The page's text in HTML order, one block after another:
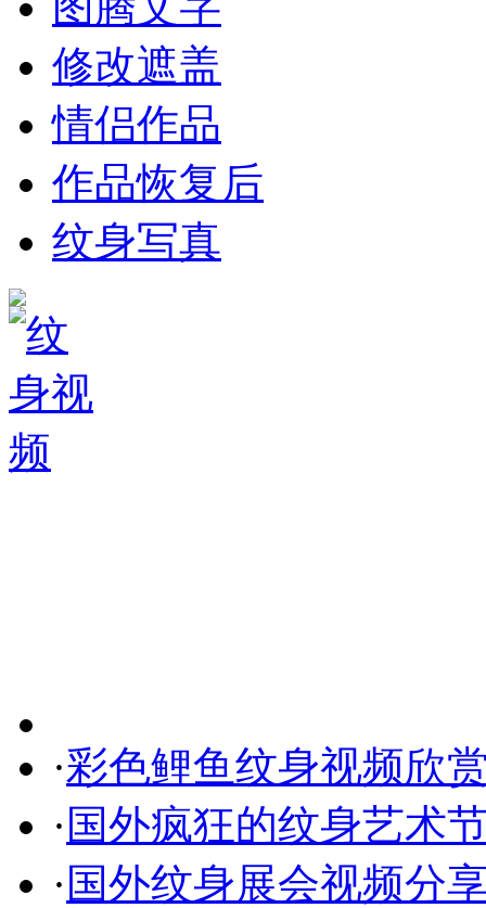
修改遮盖
情侣作品
作品恢复后
纹身写真
·彩色鲤鱼纹身视频欣
· 国外疯狂的纹身艺术
· 国外纹身展会视频分